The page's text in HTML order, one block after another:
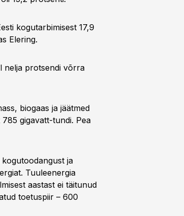
kogutarbimisest 17,9
Elering.
nelja protsendi võrra
biogaas ja jäätmed
gigavatt-tundi. Pea
ja
Tuuleenergia
aastast ei täitunud
toetuspiir – 600